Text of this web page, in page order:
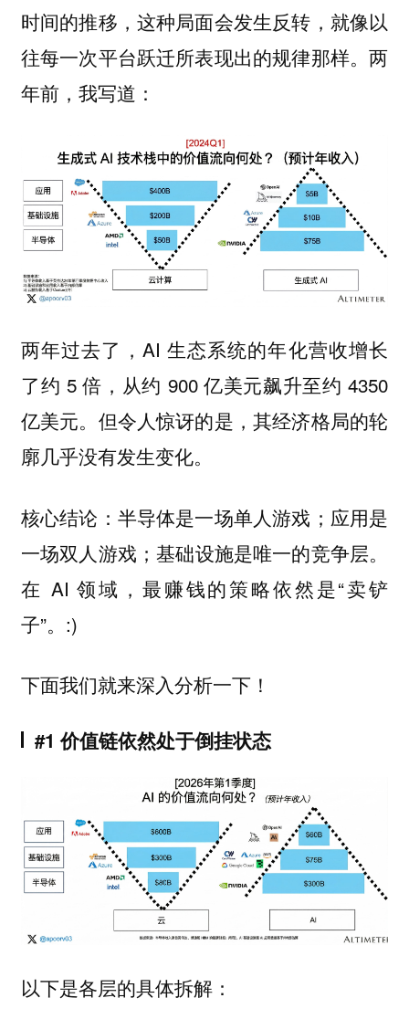
时间的推移，这种局面会发生反转，就像以
往每一次平台跃迁所表现出的规律那样。两
年前，我写道：
两年过去了，AI 生态系统的年化营收增长
了约 5 倍，从约 900 亿美元飙升至约 4350
亿美元。但令人惊讶的是，其经济格局的轮
廓几乎没有发生变化。
核心结论：半导体是一场单人游戏；应用是
一场双人游戏；基础设施是唯一的竞争层。
在 AI 领域，最赚钱的策略依然是“卖铲
子”。:)
下面我们就来深入分析一下！
#1 价值链依然处于倒挂状态
以下是各层的具体拆解：